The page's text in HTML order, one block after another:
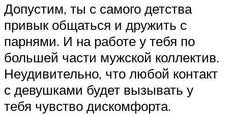
Допустим, ты с самого детства
привык общаться и дружить с
парнями. И на работе у тебя по
большей части мужской коллектив.
Неудивительно, что любой контакт
с девушками будет вызывать у
тебя чувство дискомфорта.